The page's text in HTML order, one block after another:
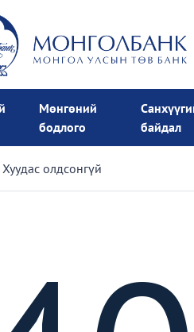
Мөнгөний
бодлого
байдал
Хуудас олдсонгүй